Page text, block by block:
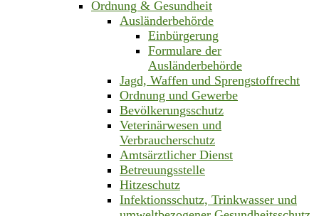
Ordnung & Gesundheit
Ausländerbehörde
Einbürgerung
Formulare der
Ausländerbehörde
Jagd, Waffen und Sprengstoffrecht
Ordnung und Gewerbe
Bevölkerungsschutz
Veterinärwesen und
Verbraucherschutz
Amtsärztlicher Dienst
Betreuungsstelle
Hitzeschutz
Infektionsschutz, Trinkwasser und